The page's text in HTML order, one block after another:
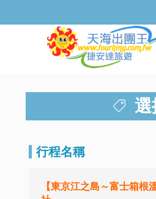
選
行程名稱
【東京江之島～富士箱